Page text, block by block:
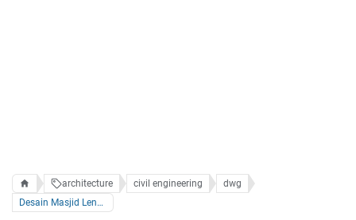
architecture civil engineering
dwg
Desain Masjid Lengkap Rangka Atap Baja Ringan DWG